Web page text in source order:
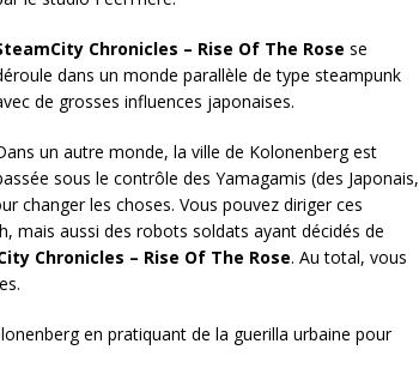
Chronicles – Rise Of The Rose se
dans un monde parallèle de type steampunk
de grosses influences japonaises.
un autre monde, la ville de Kolonenberg est
sous le contrôle des Yamagamis (des Japonais,
changer les choses. Vous pouvez diriger ces
mais aussi des robots soldats ayant décidés de
Chronicles – Rise Of The Rose. Au total, vous
en pratiquant de la guerilla urbaine pour